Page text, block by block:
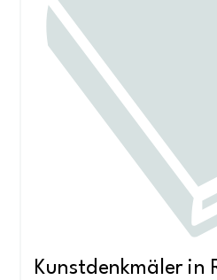
Kunstdenkmäler in